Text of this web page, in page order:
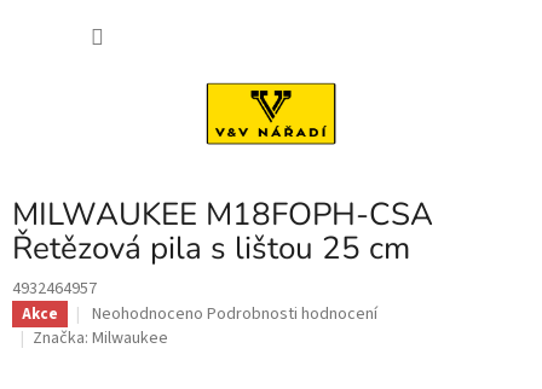
MILWAUKEE M18FOPH-CSA
Řetězová pila s lištou 25 cm
4932464957
Akce
Průměrné
hodnocení
Neohodnoceno Podrobnosti hodnocení
Značka: Milwaukee